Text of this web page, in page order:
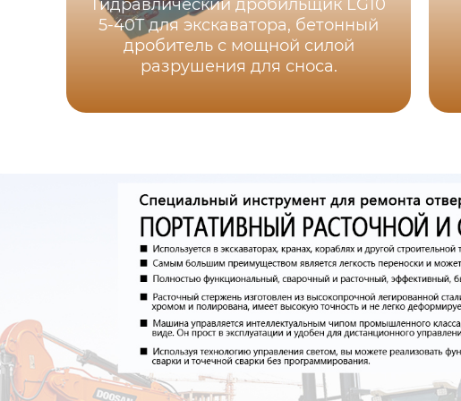
Гидравлический дробильщик LG10
5-40T для экскаватора, бетонный
дробитель с мощной силой
разрушения для сноса.